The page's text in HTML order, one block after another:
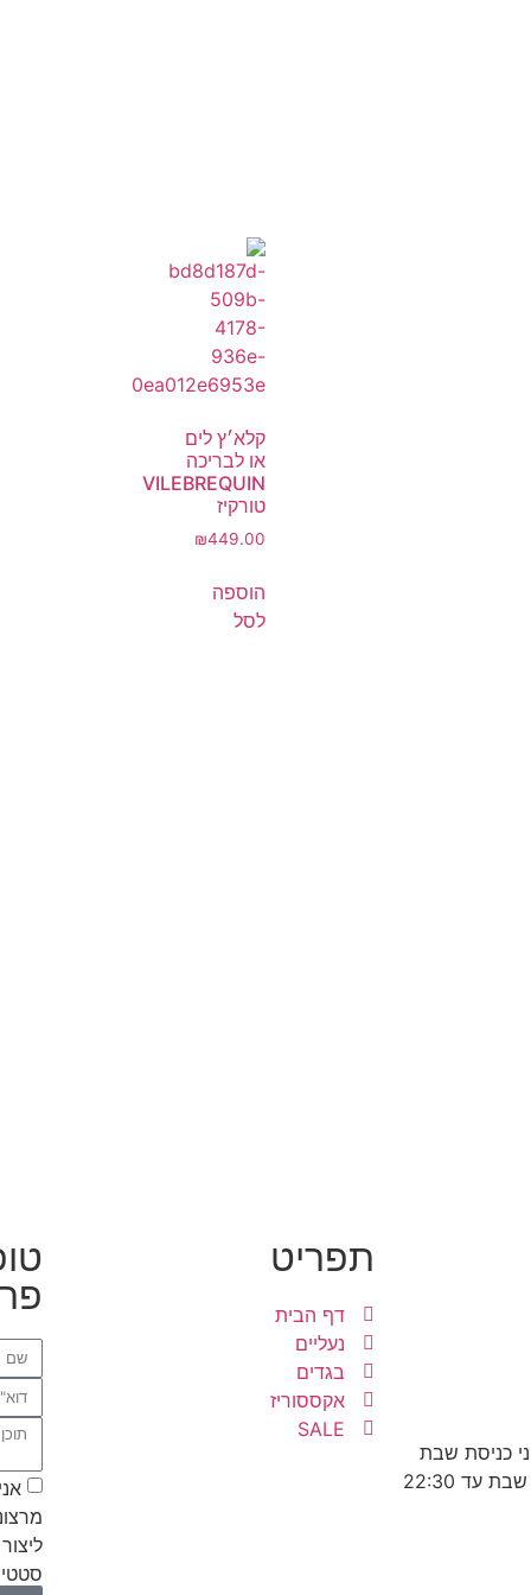
קלא׳ץ לים
או לבריכה
VILEBREQUIN
טורקיז
₪449.00
הוספה
לסל
תפריט
דף הבית
נעליים
בגדים
אקססוריז
SALE